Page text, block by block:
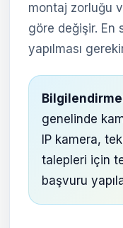
montaj zorluğu
göre değişir. En
yapılması
genelinde
IP kamera,
talepleri için
başvuru